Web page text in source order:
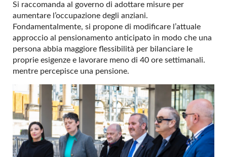
Si raccomanda al governo di adottare misure per
aumentare l’occupazione degli anziani.
Fondamentalmente, si propone di modificare l’attuale
approccio al pensionamento anticipato in modo che una
persona abbia maggiore flessibilità per bilanciare le
proprie esigenze e lavorare meno di 40 ore settimanali.
mentre percepisce una pensione.